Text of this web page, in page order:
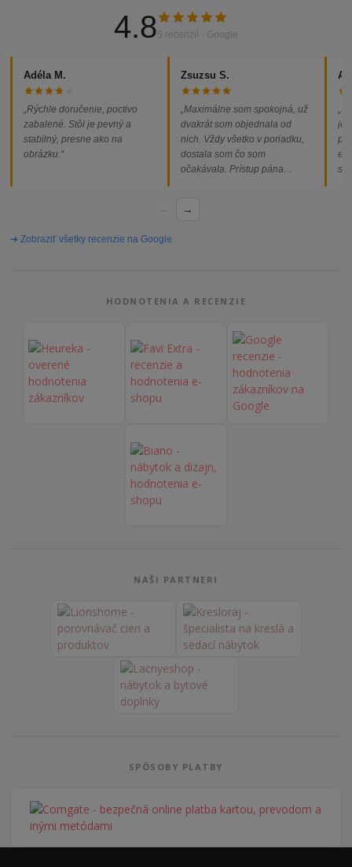
4.85 recenzií · Google
Adéla M.
„Rýchle doručenie, poctivo
zabalené. Stôl je pevný a
stabilný, presne ako na
obrázku.“
Zsuzsu S.
„Maximálne som spokojná, už
dvakrát som objednala od
nich. Vždy všetko v poriadku,
dostala som čo som
očakávala. Prístup pána
problémov. Vrele odporúčam!“
→
➔ Zobraziť všetky recenzie na Google
HODNOTENIA A RECENZIE
NAŠI PARTNERI
SPÔSOBY PLATBY